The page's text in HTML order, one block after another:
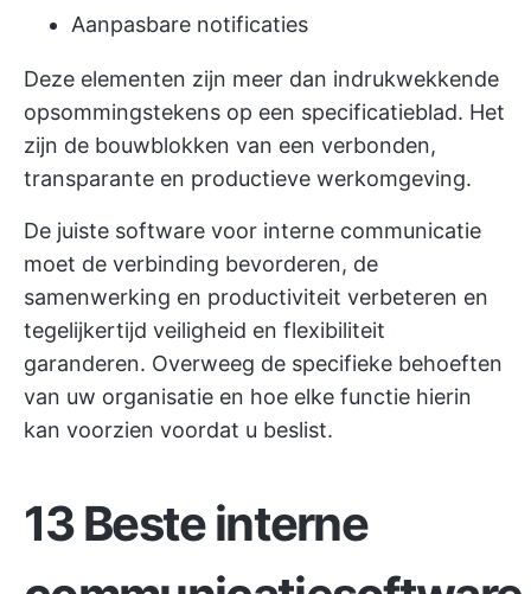
Aanpasbare notificaties
Deze elementen zijn meer dan indrukwekkende
opsommingstekens op een specificatieblad. Het
zijn de bouwblokken van een verbonden,
transparante en productieve werkomgeving.
De juiste software voor interne communicatie
moet de verbinding bevorderen, de
samenwerking en productiviteit verbeteren en
tegelijkertijd veiligheid en flexibiliteit
garanderen. Overweeg de specifieke behoeften
van uw organisatie en hoe elke functie hierin
kan voorzien voordat u beslist.
13 Beste interne